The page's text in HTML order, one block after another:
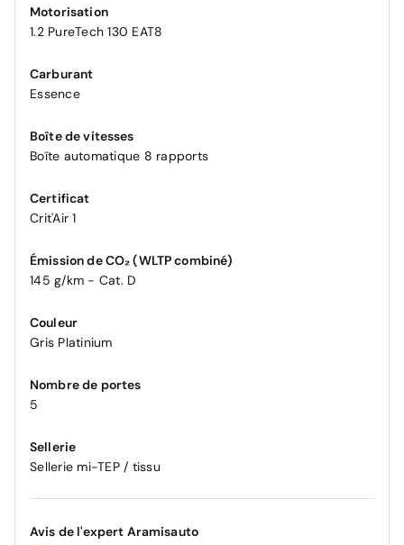
Motorisation
1.2 PureTech 130 EAT8
Carburant
Essence
Boîte de vitesses
Boîte automatique 8 rapports
Certificat
Crit'Air 1
Émission de CO₂ (WLTP combiné)
145 g/km - Cat. D
Couleur
Gris Platinium
Nombre de portes
5
Sellerie
Sellerie mi-TEP / tissu
Avis de l'expert Aramisauto